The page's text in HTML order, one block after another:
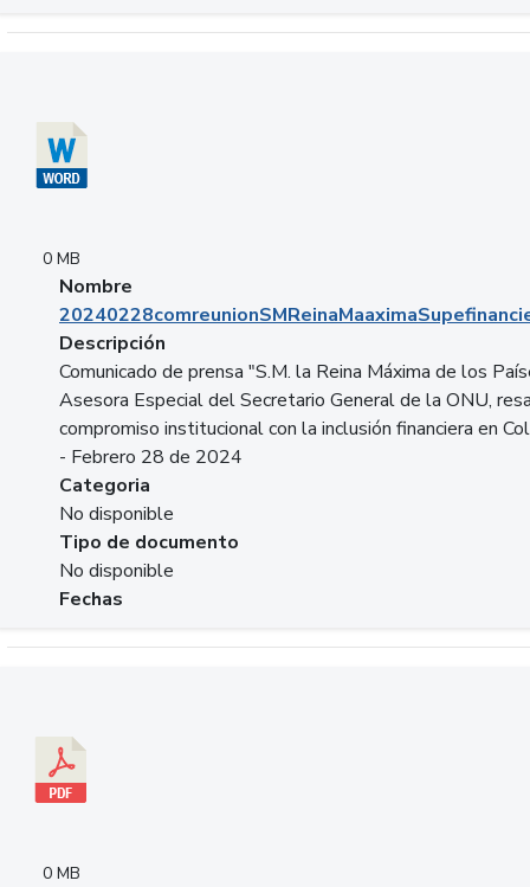
0 MB
Nombre
Descripción
Comunicado de prensa "S.M. la Reina Máxima de los
Asesora Especial del Secretario General de la ONU,
compromiso institucional con la inclusión financiera en
- Febrero 28 de 2024
Categoria
No disponible
Tipo de documento
No disponible
Fechas
0 MB